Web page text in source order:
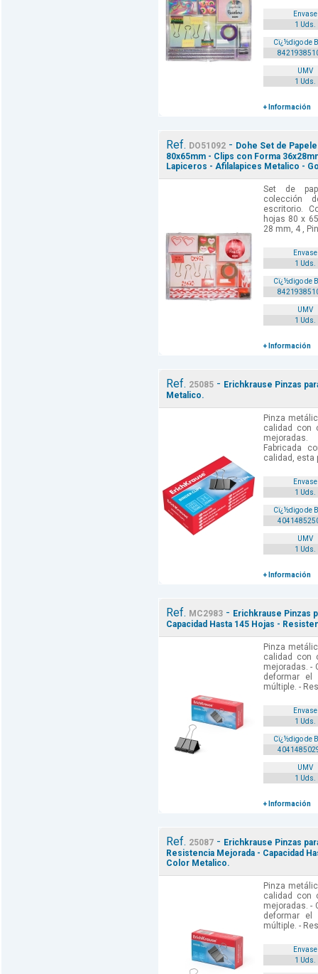
Envase
1 Uds.
Cï¿½digo de
UMV
1 Uds.
+ Información
Ref. DO51092- Dohe Set de
80x65mm - Clips con Forma
Lapiceros - Afilalapices Metalico -
Set de
colección
escritorio.
hojas 80 x
28 mm, 4 ,
Envase
1 Uds.
Cï¿½digo de
UMV
1 Uds.
+ Información
Ref. 25085- Erichkrause Pinzas
Metalico.
Pinza
calidad con
Fabricada
calidad, esta
Envase
1 Uds.
Cï¿½digo de
UMV
1 Uds.
+ Información
Ref. MC2983- Erichkrause Pinzas
Capacidad Hasta 145 Hojas -
Pinza
calidad con
mejoradas. -
deformar el
múltiple. -
Envase
1 Uds.
Cï¿½digo de
UMV
1 Uds.
+ Información
Ref. 25087- Erichkrause Pinzas
Resistencia Mejorada - Capacidad
Color Metalico.
Pinza
calidad con
mejoradas. -
deformar el
múltiple. -
Envase
1 Uds.